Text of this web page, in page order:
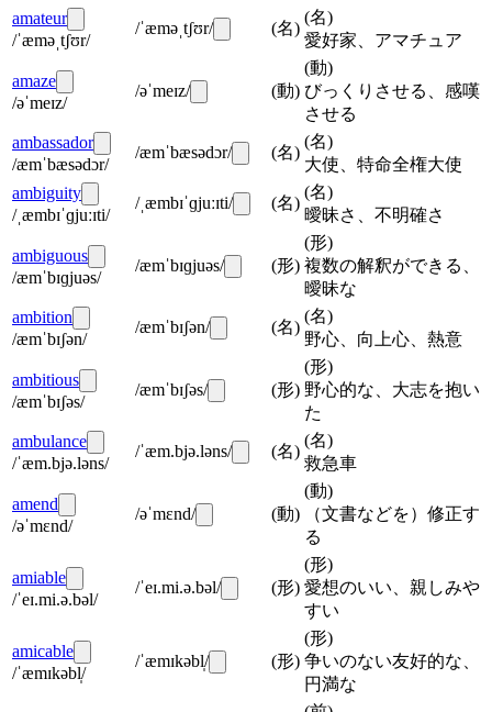
amateur
/ˈæməˌtʃʊr/
/ˈæməˌtʃʊr/ (名)
(名)
愛好家、アマチュア
amaze
/əˈmeɪz/
/əˈmeɪz/ (動)
(動)
びっくりさせる、感嘆
させる
ambassador
/æmˈbæsədɔr/
/æmˈbæsədɔr/ (名)
(名)
大使、特命全権大使
ambiguity
/ˌæmbɪˈɡjuːɪti/
/ˌæmbɪˈɡjuːɪti/ (名)
(名)
曖昧さ、不明確さ
ambiguous
/æmˈbɪɡjuəs/
/æmˈbɪɡjuəs/ (形)
(形)
複数の解釈ができる、
曖昧な
ambition
/æmˈbɪʃən/
/æmˈbɪʃən/ (名)
(名)
野心、向上心、熱意
ambitious
/æmˈbɪʃəs/
/æmˈbɪʃəs/ (形)
(形)
野心的な、大志を抱い
た
ambulance
/ˈæm.bjə.ləns/
/ˈæm.bjə.ləns/ (名)
(名)
救急車
amend
/əˈmɛnd/
/əˈmɛnd/ (動)
(動)
（文書などを）修正す
る
amiable
/ˈeɪ.mi.ə.bəl/
/ˈeɪ.mi.ə.bəl/ (形)
(形)
愛想のいい、親しみや
すい
amicable
/ˈæmɪkəbl̩/
/ˈæmɪkəbl̩/ (形)
(形)
争いのない友好的な、
円満な